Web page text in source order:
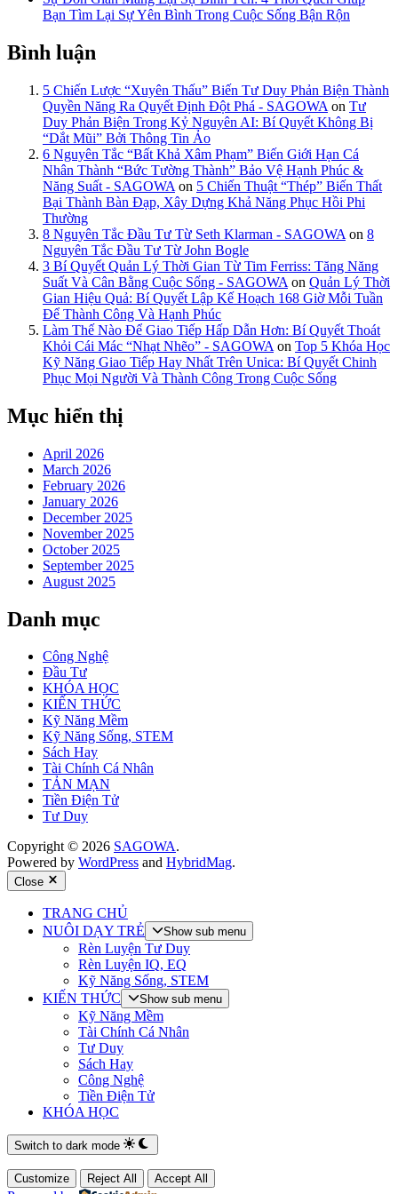
Bạn Tìm Lại Sự Yên Bình Trong Cuộc Sống Bận Rộn
Bình luận
5 Chiến Lược “Xuyên Thấu” Biến Tư Duy Phản Biện Thành
Quyền Năng Ra Quyết Định Đột Phá - SAGOWA on Tư
Duy Phản Biện Trong Kỷ Nguyên AI: Bí Quyết Không Bị
“Dắt Mũi” Bởi Thông Tin Ảo
6 Nguyên Tắc “Bất Khả Xâm Phạm” Biến Giới Hạn Cá
Nhân Thành “Bức Tường Thành” Bảo Vệ Hạnh Phúc &
Năng Suất - SAGOWA on 5 Chiến Thuật “Thép” Biến Thất
Bại Thành Bàn Đạp, Xây Dựng Khả Năng Phục Hồi Phi
Thường
8 Nguyên Tắc Đầu Tư Từ Seth Klarman - SAGOWA on 8
Nguyên Tắc Đầu Tư Từ John Bogle
3 Bí Quyết Quản Lý Thời Gian Từ Tim Ferriss: Tăng Năng
Suất Và Cân Bằng Cuộc Sống - SAGOWA on Quản Lý Thời
Gian Hiệu Quả: Bí Quyết Lập Kế Hoạch 168 Giờ Mỗi Tuần
Để Thành Công Và Hạnh Phúc
Làm Thế Nào Để Giao Tiếp Hấp Dẫn Hơn: Bí Quyết Thoát
Khỏi Cái Mác “Nhạt Nhẽo” - SAGOWA on Top 5 Khóa Học
Kỹ Năng Giao Tiếp Hay Nhất Trên Unica: Bí Quyết Chinh
Phục Mọi Người Và Thành Công Trong Cuộc Sống
Mục hiển thị
April 2026
March 2026
February 2026
January 2026
December 2025
November 2025
October 2025
September 2025
August 2025
Danh mục
Công Nghệ
Đầu Tư
KHÓA HỌC
KIẾN THỨC
Kỹ Năng Mềm
Kỹ Năng Sống, STEM
Sách Hay
Tài Chính Cá Nhân
TẢN MẠN
Tiền Điện Tử
Tư Duy
Copyright © 2026 SAGOWA.
Powered by WordPress and HybridMag.
Close
TRANG CHỦ
NUÔI DẠY TRẺ
Show sub menu
Rèn Luyện Tư Duy
Rèn Luyện IQ, EQ
Kỹ Năng Sống, STEM
KIẾN THỨC
Show sub menu
Kỹ Năng Mềm
Tài Chính Cá Nhân
Tư Duy
Sách Hay
Công Nghệ
Tiền Điện Tử
KHÓA HỌC
Switch to dark mode
Customize Reject All Accept All